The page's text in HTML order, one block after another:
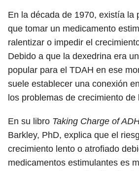
En la década de 1970, existía la
que tomar un medicamento
ralentizar o impedir el
Debido a que la dexedrina era
popular para el TDAH en ese
suele establecer una conexión
los problemas de crecimiento de
En su libro Taking Charge of
Barkley, PhD, explica que el
crecimiento lento o atrofiado
medicamentos estimulantes es